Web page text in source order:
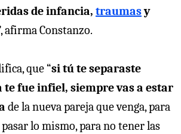
de infancia, traumasy
afirma Constanzo.
que “si tú te separaste
fue infiel, siempre vas a estar
de la nueva pareja que venga, para
lo mismo, para no tener las